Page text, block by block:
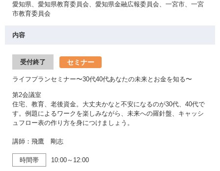
愛知県、愛知県教育委員会、愛知県金融広報委員会、一宮市、一宮
市教育委員会
内容
受付終了 セミナー
ライフプランセミナー〜30代40代あなたの未来とお金を知る〜
第2会議室
住宅、教育、老後資金。大丈夫かなと不安になるのが30代、40代で
す。例題によるワークを楽しみながら、未来への羅針盤、キャッシ
ュフロー表の作り方を身につけましょう。
講師：飛鷹 剛志
時間帯 10:00～12:00